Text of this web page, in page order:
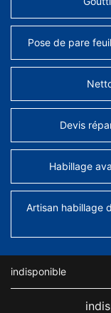
Pose de pare
Devis
Habillage
Artisan habillage
indisponible